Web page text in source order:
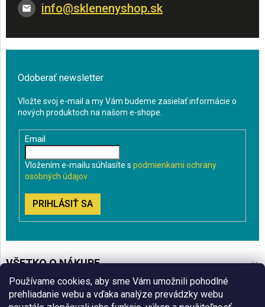
Používame cookies, aby sme Vám umožnili pohodlné
prehliadanie webu a vďaka analýze prevádzky webu
info@sklenenyshop.sk
Odoberať newsletter
Vložte svoj e-mail a my Vám budeme zasielať informácie o
nových produktoch na našom e-shope.
Email
Vložením e-mailu súhlasíte s podmienkami ochrany
osobných údajov
PRIHLÁSIŤ SA
VŠETKO O NÁKUPE
BLOG